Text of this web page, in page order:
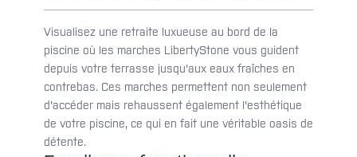
Visualisez une retraite luxueuse au bord de la
piscine où les marches LibertyStone vous guident
depuis votre terrasse jusqu'aux eaux fraîches en
contrebas. Ces marches permettent non seulement
d'accéder mais rehaussent également l'esthétique
de votre piscine, ce qui en fait une véritable oasis de
détente.